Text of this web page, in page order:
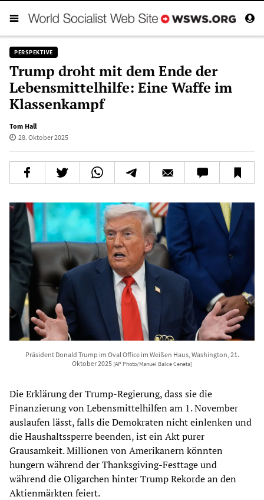
PERSPEKTIVE
Trump droht mit dem Ende der
Lebensmittelhilfe: Eine Waffe im
Klassenkampf
Tom Hall
28. Oktober 2025
Präsident Donald Trump im Oval Office im Weißen Haus, Washington, 21.
Oktober 2025 [AP Photo/Manuel Balce Ceneta]
Die Erklärung der Trump-Regierung, dass sie die
Finanzierung von Lebensmittelhilfen am 1. November
auslaufen lässt, falls die Demokraten nicht einlenken und
die Haushaltssperre beenden, ist ein Akt purer
Grausamkeit. Millionen von Amerikanern könnten
hungern während der Thanksgiving-Festtage und
während die Oligarchen hinter Trump Rekorde an den
Aktienmärkten feiert.